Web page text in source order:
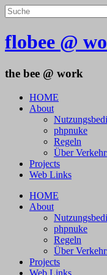
flobee @
the bee @ work
HOME
About
phpnuke
Regeln
Über
Projects
Web Links
HOME
About
phpnuke
Regeln
Über
Projects
Web Links